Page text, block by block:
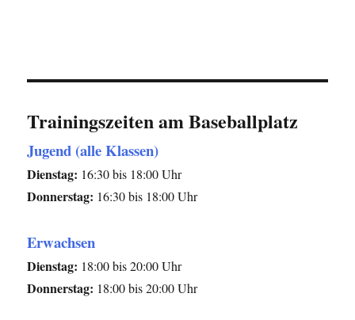
Trainingszeiten am Baseballplatz
Jugend (alle Klassen)
Dienstag: 16:30 bis 18:00 Uhr
Donnerstag: 16:30 bis 18:00 Uhr
Erwachsen
Dienstag: 18:00 bis 20:00 Uhr
Donnerstag: 18:00 bis 20:00 Uhr